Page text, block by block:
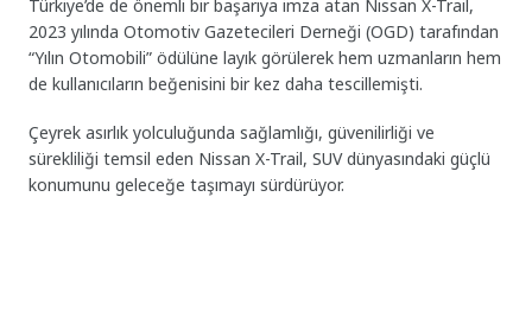
Türkiye’de de önemli bir başarıya imza atan Nissan X-Trail,
2023 yılında Otomotiv Gazetecileri Derneği (OGD) tarafından
“Yılın Otomobili” ödülüne layık görülerek hem uzmanların hem
de kullanıcıların beğenisini bir kez daha tescillemişti.
Çeyrek asırlık yolculuğunda sağlamlığı, güvenilirliği ve
sürekliliği temsil eden Nissan X-Trail, SUV dünyasındaki güçlü
konumunu geleceğe taşımayı sürdürüyor.